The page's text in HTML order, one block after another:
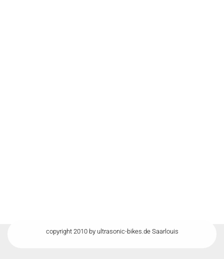
copyright 2010 by ultrasonic-bikes.de Saarlouis